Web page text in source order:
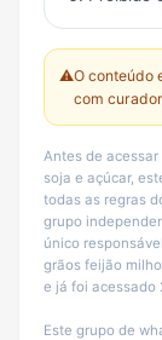
⚠️O conteúdo
com
Antes de
soja e açúcar,
todas as regras
grupo
único
grãos feijão
e já foi acessado
Este grupo de